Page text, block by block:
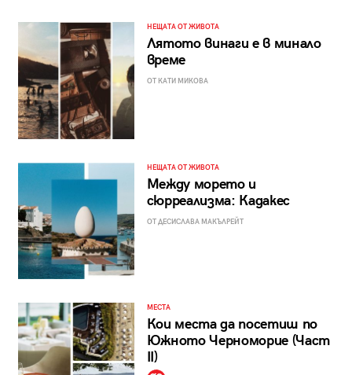
НЕЩАТА ОТ ЖИВОТА
Лятото винаги е в минало
време
ОТ КАТИ МИКОВА
НЕЩАТА ОТ ЖИВОТА
Между морето и
сюрреализма: Кадакес
ОТ ДЕСИСЛАВА МАКЪЛРЕЙТ
МЕСТА
Кои места да посетиш по
Южното Черноморие (Част
II)